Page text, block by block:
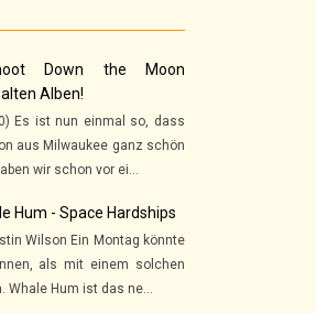
Down the Moon
Alben!
Es ist nun einmal so, dass
aus Milwaukee ganz schön
wir schon vor ei...
Hum - Space Hardships
Wilson Ein Montag könnte
als mit einem solchen
Whale Hum ist das ne...